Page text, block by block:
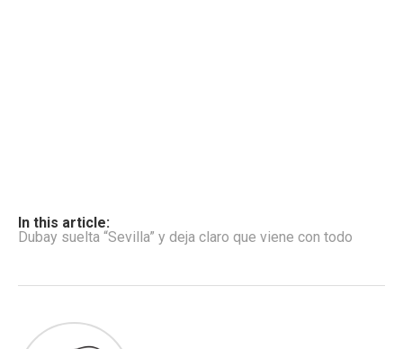
In this article:
Dubay suelta “Sevilla” y deja claro que viene con todo